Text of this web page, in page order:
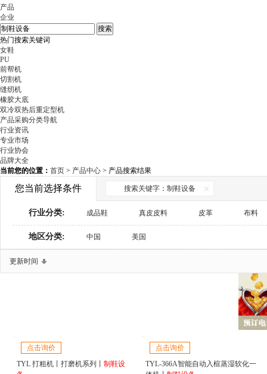
产品
企业
热门搜索关键词
女鞋
PU
前帮机
切割机
缝纫机
橡胶大底
双冷双热后重定型机
产品采购分类导航
行业资讯
专业市场
行业协会
品牌大全
当前您的位置： 首页 > 产品中心 > 产品搜索结果
您当前选择条件 搜索关键字：制鞋设备
行业分类: 成品鞋 真皮皮料 皮革 布料
鞋材辅料
地区分类: 中国 美国
更新时间
点击询价
TYL 打粗机丨打磨机系列丨 制鞋设
点击询价
TYL-366A智能自动入楦蒸湿软化一